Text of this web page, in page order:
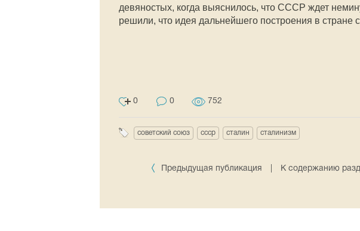
девяностых, когда выяснилось, что СССР ждет
решили, что идея дальнейшего построения в стране
0 0 752
советский союз ссср сталин сталинизм
Предыдущая публикация К содержанию